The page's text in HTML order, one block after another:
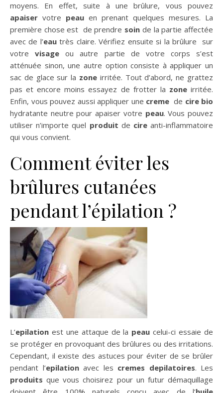
moyens. En effet, suite à une brûlure, vous pouvez
apaiser votre peau en prenant quelques mesures. La
première chose est de prendre soin de la partie affectée
avec de l’eautrès claire. Vérifiez ensuite si la brûlure sur
votrevisage ou autre partie de votre corps s’est
atténuée sinon, une autre option consiste à appliquer un
sac de glace sur la zone irritée. Tout d’abord, ne grattez
pas et encore moins essayez de frotter la zoneirritée.
Enfin, vous pouvez aussi appliquer une creme de cire bio
hydratante neutre pour apaiser votre peau. Vous pouvez
utiliser n’importe quel produit de cireanti-inflammatoire
qui vous convient.
Comment éviter les
brûlures cutanées
pendant l’épilation ?
L’epilation est une attaque de la peau celui-ci essaie de
se protéger en provoquant des brûlures ou des irritations.
Cependant, il existe des astuces pour éviter de se brûler
pendant l’epilationavec les cremes depilatoires. Les
produits que vous choisirez pour un futur démaquillage